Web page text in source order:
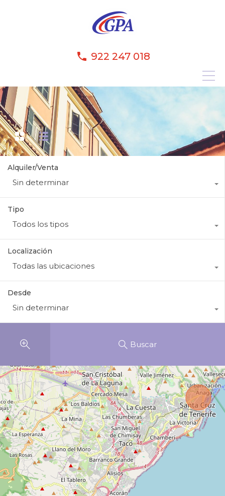
922 247 018
Alquiler/Venta
Sin determinar
Tipo
Todos los tipos
Localización
Todas las ubicaciones
Desde
Sin determinar
Buscar